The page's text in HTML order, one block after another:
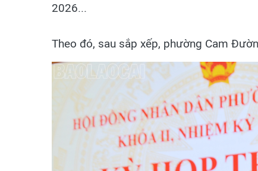
2026...
Theo đó, sau sắp xếp, phường Cam